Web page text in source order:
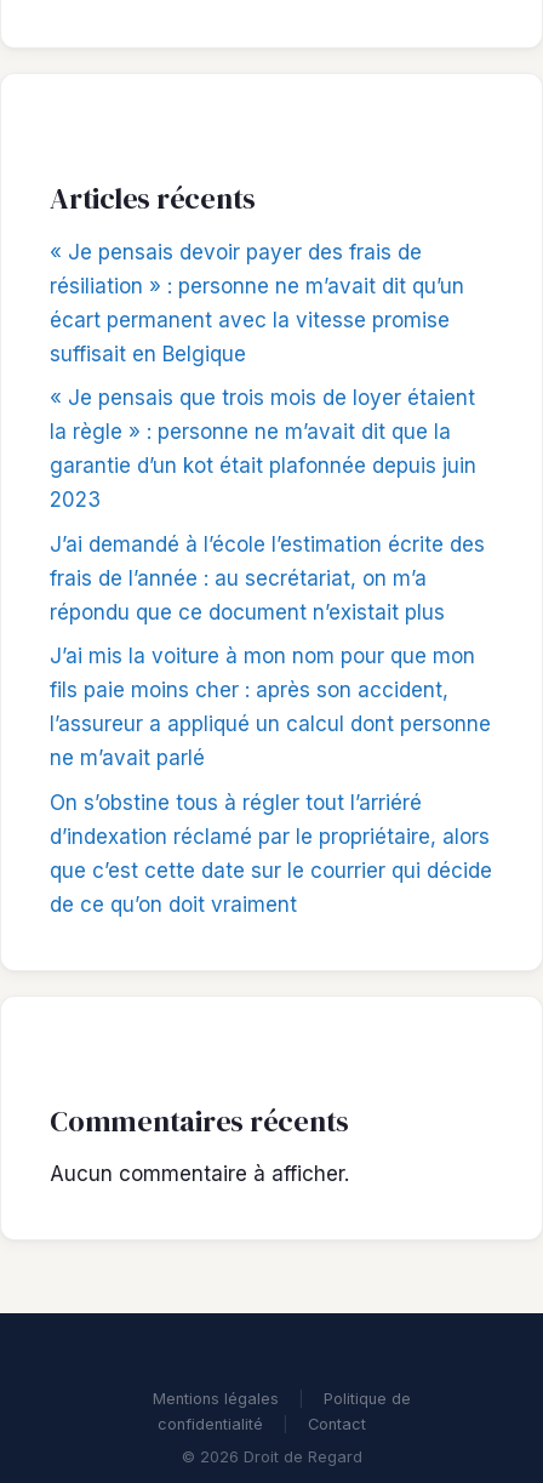
Articles récents
« Je pensais devoir payer des frais de
résiliation » : personne ne m’avait dit qu’un
écart permanent avec la vitesse promise
suffisait en Belgique
« Je pensais que trois mois de loyer étaient
la règle » : personne ne m’avait dit que la
garantie d’un kot était plafonnée depuis juin
2023
J’ai demandé à l’école l’estimation écrite des
frais de l’année : au secrétariat, on m’a
répondu que ce document n’existait plus
J’ai mis la voiture à mon nom pour que mon
fils paie moins cher : après son accident,
l’assureur a appliqué un calcul dont personne
ne m’avait parlé
On s’obstine tous à régler tout l’arriéré
d’indexation réclamé par le propriétaire, alors
que c’est cette date sur le courrier qui décide
de ce qu’on doit vraiment
Commentaires récents
Aucun commentaire à afficher.
Mentions légales
Politique de
confidentialité
Contact
© 2026 Droit de Regard